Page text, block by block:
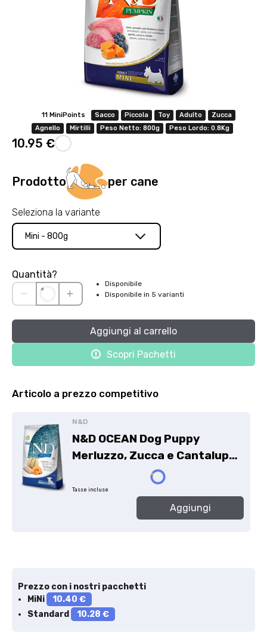
11 MiniPoints Sacco Piccola Toy Adulto
Zucca
Agnello
Mirtilli Peso Netto: 800g Peso Lordo: 0.8Kg
10.95€.
Prodotto per cane
Seleziona la variante
Mini - 800g
Quantità?
Disponibile
Disponibile in 5 varianti
Aggiungi al carrello
Scopri Pachetti
Articolo a prezzo competitivo
N&D
N&D OCEAN Dog Puppy
Merluzzo, Zucca e Cantalupo -
Tasse incluse
Aggiungi
Prezzo con i nostri pacchetti
MiNi
10.40 €
Standard
10.28 €